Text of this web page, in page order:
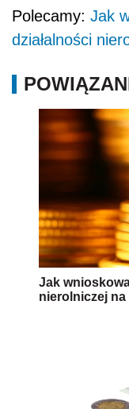
Polecamy: Jak
działalności
Jak
nierolniczej